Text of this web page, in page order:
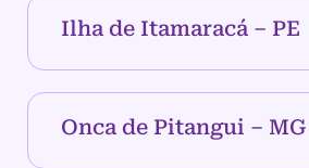
Ilha de Itamaracá – PE
Onca de Pitangui – MG